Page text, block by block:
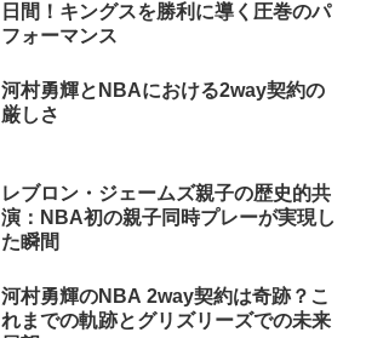
日間！キングスを勝利に導く圧巻のパ
フォーマンス
河村勇輝とNBAにおける2way契約の
厳しさ
レブロン・ジェームズ親子の歴史的共
演：NBA初の親子同時プレーが実現し
た瞬間
河村勇輝のNBA 2way契約は奇跡？こ
れまでの軌跡とグリズリーズでの未来